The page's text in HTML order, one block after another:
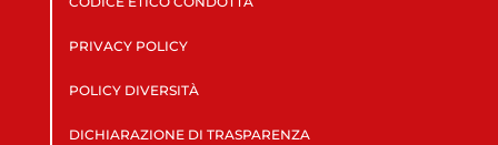
PRIVACY POLICY
POLICY DIVERSITÀ
DICHIARAZIONE DI TRASPARENZA